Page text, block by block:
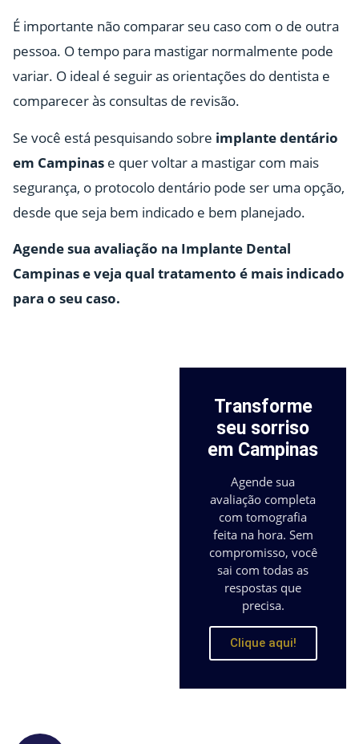
É importante não comparar seu caso com o de outra
pessoa. O tempo para mastigar normalmente pode
variar. O ideal é seguir as orientações do dentista e
comparecer às consultas de revisão.
Se você está pesquisando sobre implante dentário
em Campinas e quer voltar a mastigar com mais
segurança, o protocolo dentário pode ser uma opção,
desde que seja bem indicado e bem planejado.
Agende sua avaliação na Implante Dental
Campinas e veja qual tratamento é mais indicado
para o seu caso.
Transforme
seu sorriso
em Campinas
Agende sua
avaliação completa
com tomografia
feita na hora. Sem
compromisso, você
sai com todas as
respostas que
precisa.
Clique aqui!